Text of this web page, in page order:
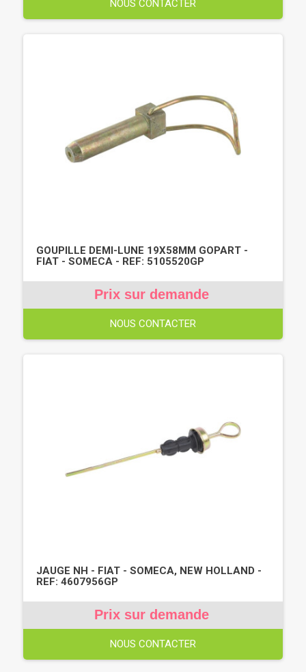
NOUS CONTACTER
GOUPILLE DEMI-LUNE 19X58MM GOPART -
FIAT - SOMECA - REF: 5105520GP
Prix sur demande
NOUS CONTACTER
JAUGE NH - FIAT - SOMECA, NEW HOLLAND -
REF: 4607956GP
Prix sur demande
NOUS CONTACTER